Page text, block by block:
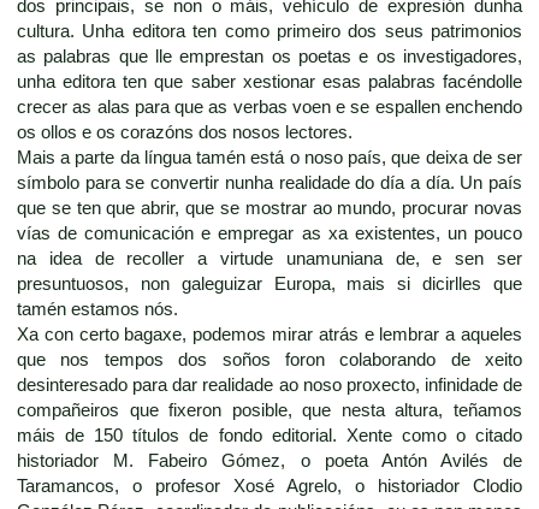
dos principais, se non o máis, vehículo de expresión dunha
cultura. Unha editora ten como primeiro dos seus patrimonios
as palabras que lle emprestan os poetas e os investigadores,
unha editora ten que saber xestionar esas palabras facéndolle
crecer as alas para que as verbas voen e se espallen enchendo
os ollos e os corazóns dos nosos lectores.
Mais a parte da língua tamén está o noso país, que deixa de ser
símbolo para se convertir nunha realidade do día a día. Un país
que se ten que abrir, que se mostrar ao mundo, procurar novas
vías de comunicación e empregar as xa existentes, un pouco
na idea de recoller a virtude unamuniana de, e sen ser
presuntuosos, non galeguizar Europa, mais si dicirlles que
tamén estamos nós.
Xa con certo bagaxe, podemos mirar atrás e lembrar a aqueles
que nos tempos dos soños foron colaborando de xeito
desinteresado para dar realidade ao noso proxecto, infinidade de
compañeiros que fixeron posible, que nesta altura, teñamos
máis de 150 títulos de fondo editorial. Xente como o citado
historiador M. Fabeiro Gómez, o poeta Antón Avilés de
Taramancos, o profesor Xosé Agrelo, o historiador Clodio